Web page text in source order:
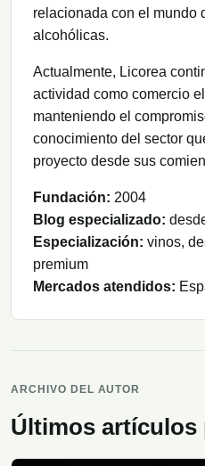
relacionada con el mundo
alcohólicas.
Actualmente, Licorea
actividad como comercio
manteniendo el
conocimiento del sector
proyecto desde sus
Fundación: 2004
Blog especializado:
Especialización: vinos,
premium
Mercados atendidos:
ARCHIVO DEL AUTOR
Últimos artículos